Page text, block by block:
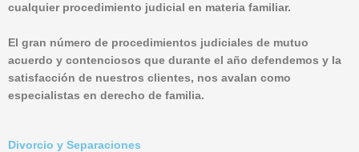
cualquier procedimiento judicial en materia familiar.
El gran número de procedimientos judiciales de mutuo
acuerdo y contenciosos que durante el año defendemos y la
satisfacción de nuestros clientes, nos avalan como
especialistas en derecho de familia.
Divorcio y Separaciones